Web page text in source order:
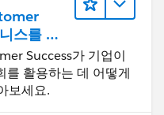
스를 혁
Success가 기업이
를 활용하는 데 어떻게
보세요.